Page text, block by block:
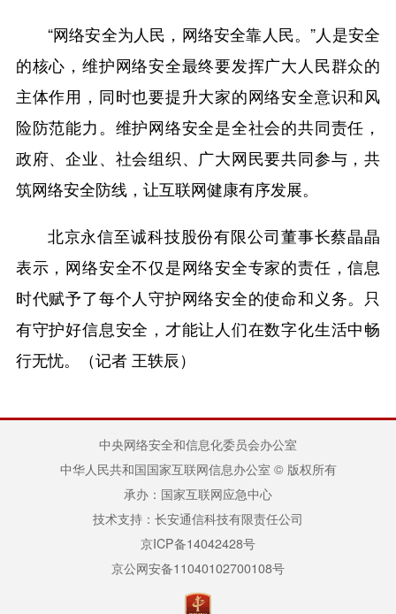
“网络安全为人民，网络安全靠人民。”人是安全
的核心，维护网络安全最终要发挥广大人民群众的
主体作用，同时也要提升大家的网络安全意识和风
险防范能力。维护网络安全是全社会的共同责任，
政府、企业、社会组织、广大网民要共同参与，共
筑网络安全防线，让互联网健康有序发展。
北京永信至诚科技股份有限公司董事长蔡晶晶
表示，网络安全不仅是网络安全专家的责任，信息
时代赋予了每个人守护网络安全的使命和义务。只
有守护好信息安全，才能让人们在数字化生活中畅
行无忧。（记者 王轶辰）
中央网络安全和信息化委员会办公室
中华人民共和国国家互联网信息办公室 © 版权所有
承办：国家互联网应急中心
技术支持：长安通信科技有限责任公司
京ICP备14042428号
京公网安备11040102700108号